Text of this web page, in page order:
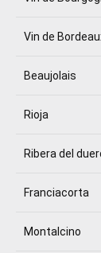
Vin de
Beaujolais
Rioja
Ribera del
Franciacorta
Montalcino